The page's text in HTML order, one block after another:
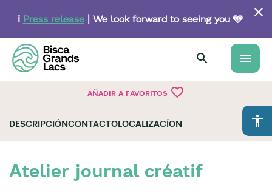
content
ℹ️ Press release| We look forward to seeing you 🩵
menu
AÑADIR A FAVORITOS favorite_border
accessibility
DESCRIPCIÓNCONTACTOLOCALIZACÍON
Atelier journal créatif